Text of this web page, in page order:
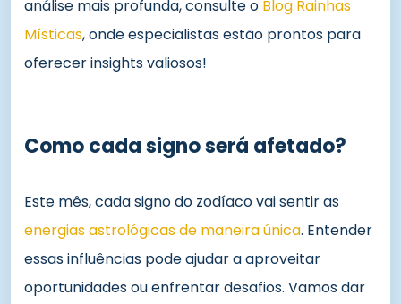
análise mais profunda, consulte o Blog Rainhas
Místicas, onde especialistas estão prontos para
oferecer insights valiosos!
Como cada signo será afetado?
Este mês, cada signo do zodíaco vai sentir as
energias astrológicas de maneira única. Entender
essas influências pode ajudar a aproveitar
oportunidades ou enfrentar desafios. Vamos dar